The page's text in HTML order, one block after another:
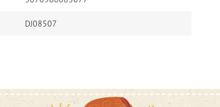
DJ08507